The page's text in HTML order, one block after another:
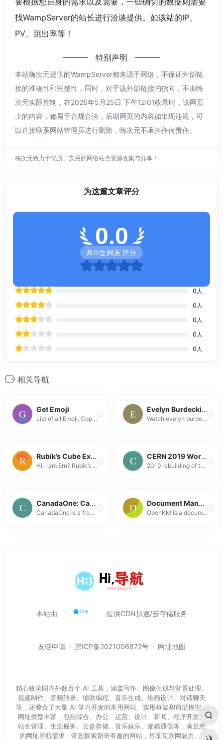
找WampServer的站长进行洽谈提供。如该站的IP、
PV、跳出率等！
特别声明
本站嗨次元提供的WampServer都来源于网络，不保证外部链
接的准确性和完整性，同时，对于该外部链接的指向，不由嗨
次元实际控制，在2026年5月25日 下午12:01收录时，该网页
上的内容，都属于合规合法，后期网页的内容如出现违规，可
以直接联系网站管理员进行删除，嗨次元不承担任何责任。
嗨次元致力于优质、实用的网络站点资源收集与分享！
为这篇文章评分
0.0
共0位网友评分
0 人
0 人
0 人
0 人
0 人
相关导航
Get Emoji
List of all Emoji. Copy and Paste the emoji you are looking for. ?? ?? ? ?? ?? ?? ?? ?? ?? ?? ?? ?? ?? ?? ?? ?? ?? ?? ??
Evelyn Burdecki | Germans Gone Wild Video
Watch evelyn burdecki video:
Rubik’s Cube Explorer
Hi. I am Ern? Rubik’s magic cube.
CERN 2019 WorldWideWeb Rebuild
2019 rebuilding of the original NeXT web browser
CanadaOne: Canada
CanadaOne is a free just-in-time business resource for small businesses in Canada, with over 900 articles on how to start-up and grow a Canadian busin...
Document Management System Software | OpenKM
OpenKM is a document management software & record management software easy-to-use which simplify your work and yield efficency...
本站由 提供CDN加速/云存储服务
友链申请 黑ICP备2021006872号 网址地图
精心收录国内外数百个 AI 工具，涵盖写作、图像生成与背景处理、
视频制作、音频转录、辅助编程、音乐生成、绘画设计、对话聊天
等。还整合了大量 AI 学习开发的常用网站、实用框架和前沿模型，
网址类型丰富，包括综合、办公、运营、设计、新闻、程序开发、
站长管理、生活服务、云盘存储、音乐娱乐、邮箱通信等，满足您
的网址导航需求，带您探索新奇有趣的网站，尽享互联网魅力。